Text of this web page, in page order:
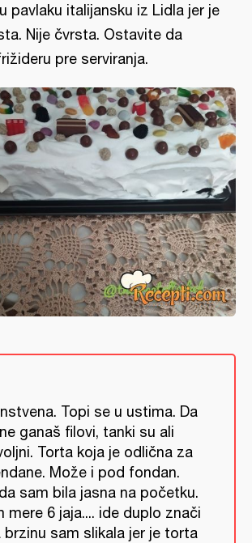
pavlaku italijansku iz Lidla jer je
Nije čvrsta. Ostavite da
pre serviranja.
Topi se u ustima. Da
ganaš filovi, tanki su ali
Torta koja je odlična za
Može i pod fondan.
sam bila jasna na početku.
mere 6 jaja.... ide duplo znači
brzinu sam slikala jer je torta